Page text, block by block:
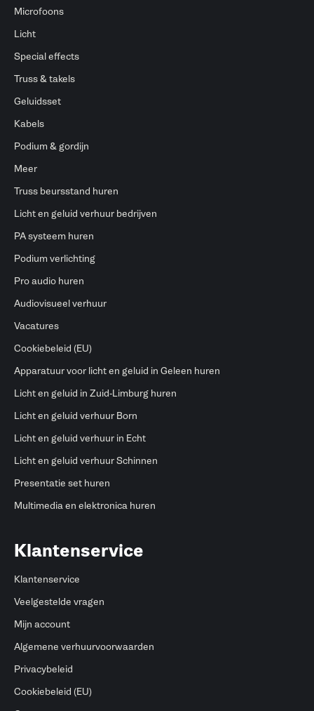
Microfoons
Licht
Special effects
Truss & takels
Geluidsset
Kabels
Podium & gordijn
Meer
Truss beursstand huren
Licht en geluid verhuur bedrijven
PA systeem huren
Podium verlichting
Pro audio huren
Audiovisueel verhuur
Vacatures
Cookiebeleid (EU)
Apparatuur voor licht en geluid in Geleen huren
Licht en geluid in Zuid-Limburg huren
Licht en geluid verhuur Born
Licht en geluid verhuur in Echt
Licht en geluid verhuur Schinnen
Presentatie set huren
Multimedia en elektronica huren
Klantenservice
Klantenservice
Veelgestelde vragen
Mijn account
Algemene verhuurvoorwaarden
Privacybeleid
Cookiebeleid (EU)